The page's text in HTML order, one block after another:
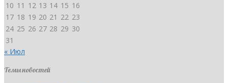
10 11 12 13 14 15 16
17 18 19 20 21 22 23
24 25 26 27 28 29 30
31
« Июл
Темы новостей